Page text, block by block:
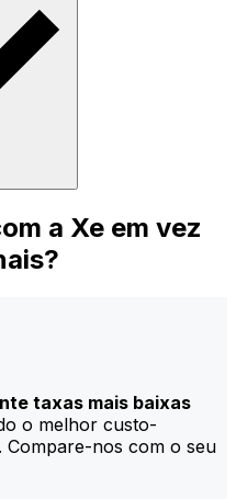
a Xe em vez
taxas mais baixas
o melhor custo-
nos com o seu